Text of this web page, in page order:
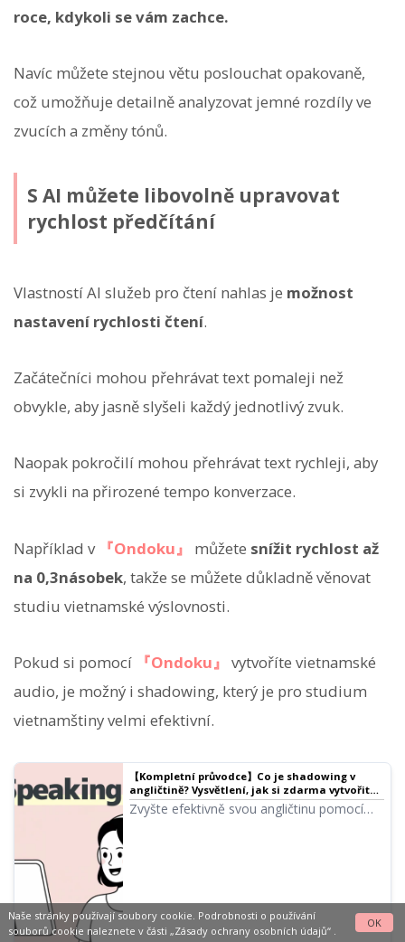
roce, kdykoli se vám zachce.
Navíc můžete stejnou větu poslouchat opakovaně,
což umožňuje detailně analyzovat jemné rozdíly ve
zvucích a změny tónů.
S AI můžete libovolně upravovat
rychlost předčítání
Vlastností AI služeb pro čtení nahlas je možnost
nastavení rychlosti čtení.
Začátečníci mohou přehrávat text pomaleji než
obvykle, aby jasně slyšeli každý jednotlivý zvuk.
Naopak pokročilí mohou přehrávat text rychleji, aby
si zvykli na přirozené tempo konverzace.
Například v 『Ondoku』 můžete snížit rychlost až
na 0,3násobek, takže se můžete důkladně věnovat
studiu vietnamské výslovnosti.
Pokud si pomocí 『Ondoku』 vytvoříte vietnamské
audio, je možný i shadowing, který je pro studium
vietnamštiny velmi efektivní.
【Kompletní průvodce】Co je shadowing v
angličtině? Vysvětlení, jak si zdarma vytvořit
výukové materiály!｜Software pro předčítání
textu Ondoku
Zvyšte efektivně svou angličtinu pomocí
Naše stránky používají soubory cookie. Podrobnosti o používání
souborů cookie naleznete v části „Zásady ochrany osobních údajů“.
OK